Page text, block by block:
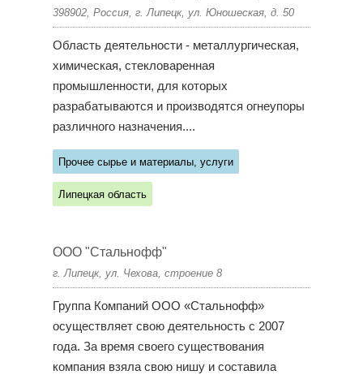
398902, Россия, г. Липецк, ул. Юношеская, д. 50
Область деятельности - металлургическая,
химическая, стекловаренная
промышленности, для которых
разрабатываются и производятся огнеупоры
различного назначения....
Прочее сырье и материалы, услуги
Липецкая область
ООО "Стальнофф"
г. Липецк, ул. Чехова, строение 8
Группа Компаний ООО «Стальнофф»
осуществляет свою деятельность с 2007
года. За время своего существования
компания взяла свою нишу и составила